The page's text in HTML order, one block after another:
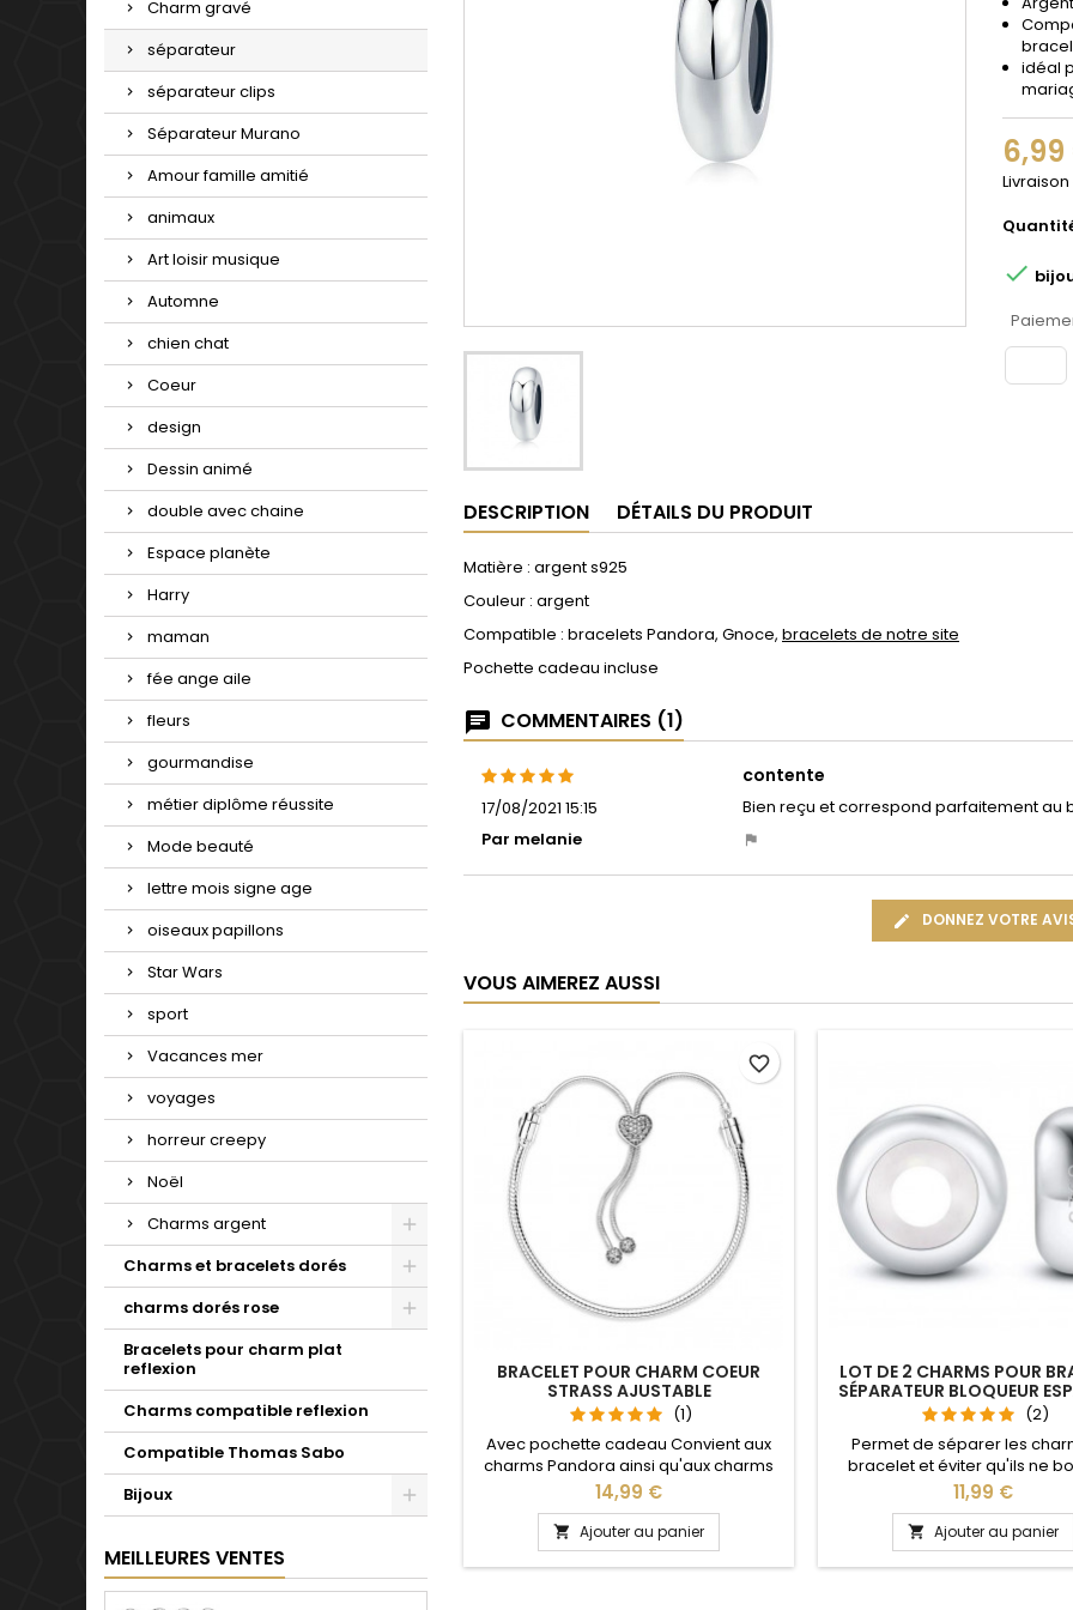
Charm gravé
séparateur
séparateur clips
Séparateur Murano
Amour famille amitié
animaux
Art loisir musique
Automne
chien chat
Coeur
design
Dessin animé
double avec chaine
Espace planète
Harry
maman
fée ange aile
fleurs
gourmandise
métier diplôme réussite
Mode beauté
lettre mois signe age
oiseaux papillons
Star Wars
sport
Vacances mer
voyages
horreur creepy
Noël
Charms argent
Charms et bracelets dorés
charms dorés rose
Bracelets pour charm plat
reflexion
Charms compatible reflexion
Compatible Thomas Sabo
Bijoux
MEILLEURES VENTES
idéal

DESCRIPTION DÉTAILS DU PRODUIT
Matière : argent s925
Couleur : argent
Compatible : bracelets Pandora, Gnoce, bracelets de notre site
Pochette cadeau incluse
COMMENTAIRES (1)
17/08/2021 15:15
Par melanie
contente
Bien reçu et correspond parfaitement au
DONNEZ VOTRE
VOUS AIMEREZ AUSSI
BRACELET POUR CHARM COEUR
STRASS AJUSTABLE
(1)
Avec pochette cadeau Convient aux
charms Pandora ainsi qu'aux charms
de notre site idéal pour : Noël, Saint
Valentin, anniversaire, anniversaire de
mariage La partie ajustable se détache
d'un coté pour passer les charms par
simple pression sur le bouton Ajustable
Prix
14,99 €
 Ajouter au panier
favorite_border
LOT DE 2 CHARMS POUR
SÉPARATEUR BLOQUEUR
(2)
Permet de séparer les
bracelet et éviter qu'ils ne
Compatible avec les
Pandora, Gnoce et les
de notre site idéal pour : Noël,
Valentin, anniversaire,
mariage
Prix
11,99 €
 Ajouter au panier